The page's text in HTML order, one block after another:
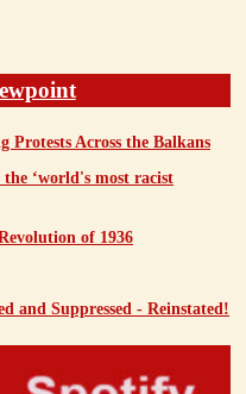
Protests Across the Balkans
‘world's most racist
of 1936
and Suppressed - Reinstated!